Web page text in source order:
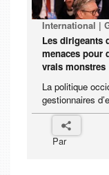
International |
Les dirigeants
menaces pour
vrais monstres
La politique
gestionnaires
Par